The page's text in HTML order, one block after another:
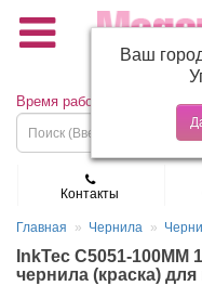
(495)
Время работы: Пн - Пт 9:30
Контакты
Главная Чернила
InkTec C5051-
чернила (краска)
Ваш